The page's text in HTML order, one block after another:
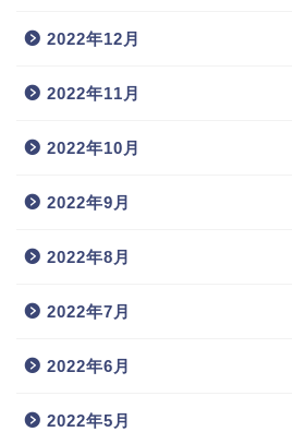
2022年12月
2022年11月
2022年10月
2022年9月
2022年8月
2022年7月
2022年6月
2022年5月